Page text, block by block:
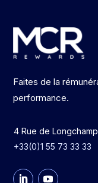
Faites de la
performance.
4 Rue de
+33(0)1 55 73 33 33